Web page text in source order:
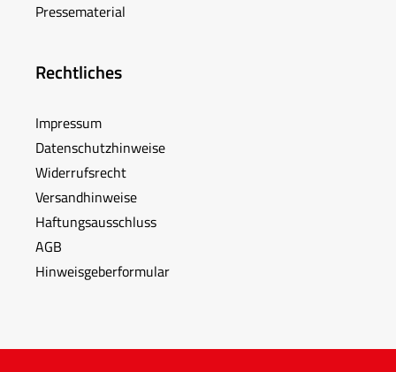
Pressematerial
Rechtliches
Impressum
Datenschutzhinweise
Widerrufsrecht
Versandhinweise
Haftungsausschluss
AGB
Hinweisgeberformular